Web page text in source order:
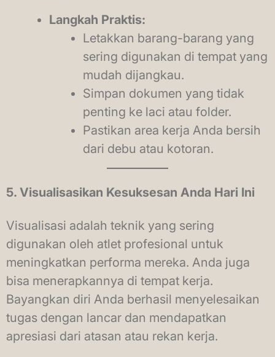
Langkah Praktis:
Letakkan barang-barang yang
sering digunakan di tempat yang
mudah dijangkau.
Simpan dokumen yang tidak
penting ke laci atau folder.
Pastikan area kerja Anda bersih
dari debu atau kotoran.
5. Visualisasikan Kesuksesan Anda Hari Ini
Visualisasi adalah teknik yang sering
digunakan oleh atlet profesional untuk
meningkatkan performa mereka. Anda juga
bisa menerapkannya di tempat kerja.
Bayangkan diri Anda berhasil menyelesaikan
tugas dengan lancar dan mendapatkan
apresiasi dari atasan atau rekan kerja.